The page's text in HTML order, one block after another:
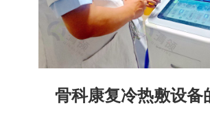
骨科康复冷热敷设备